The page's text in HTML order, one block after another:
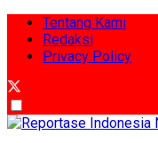
Tentang Kami
Redaksi
Privacy Policy